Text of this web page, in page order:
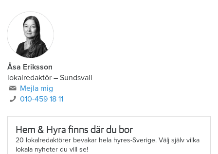
Åsa Eriksson
lokalredaktör – Sundsvall
Mejla mig
010-459 18 11
Hem & Hyra finns där du bor
20 lokalredaktörer bevakar hela hyres-Sverige. Välj själv vilka
lokala nyheter du vill se!